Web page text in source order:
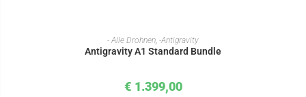
IN DEN WARENKORB
- Alle Drohnen -Antigravity
Antigravity A1 Standard Bundle
€ 1.399,00